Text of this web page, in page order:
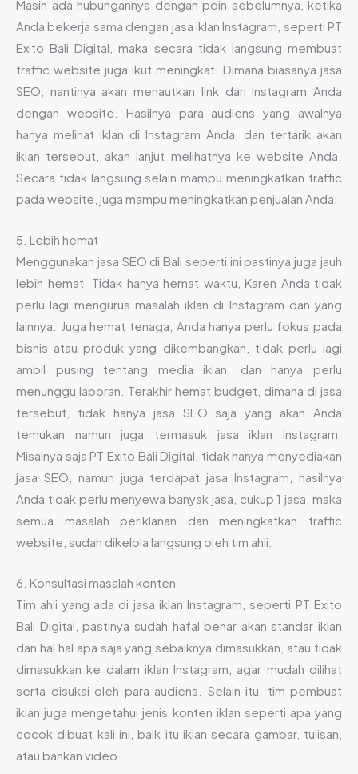
Masih ada hubungannya dengan poin sebelumnya, ketika
Anda bekerja sama dengan jasa iklan Instagram, seperti PT
Exito Bali Digital, maka secara tidak langsung membuat
traffic website juga ikut meningkat. Dimana biasanya jasa
SEO, nantinya akan menautkan link dari Instagram Anda
dengan website. Hasilnya para audiens yang awalnya
hanya melihat iklan di Instagram Anda, dan tertarik akan
iklan tersebut, akan lanjut melihatnya ke website Anda.
Secara tidak langsung selain mampu meningkatkan traffic
pada website, juga mampu meningkatkan penjualan Anda.
5. Lebih hemat
Menggunakan jasa SEO di Bali seperti ini pastinya juga jauh
lebih hemat. Tidak hanya hemat waktu, Karen Anda tidak
perlu lagi mengurus masalah iklan di Instagram dan yang
lainnya. Juga hemat tenaga, Anda hanya perlu fokus pada
bisnis atau produk yang dikembangkan, tidak perlu lagi
ambil pusing tentang media iklan, dan hanya perlu
menunggu laporan. Terakhir hemat budget, dimana di jasa
tersebut, tidak hanya jasa SEO saja yang akan Anda
temukan namun juga termasuk jasa iklan Instagram.
Misalnya saja PT Exito Bali Digital, tidak hanya menyediakan
jasa SEO, namun juga terdapat jasa Instagram, hasilnya
Anda tidak perlu menyewa banyak jasa, cukup 1 jasa, maka
semua masalah periklanan dan meningkatkan traffic
website, sudah dikelola langsung oleh tim ahli.
6. Konsultasi masalah konten
Tim ahli yang ada di jasa iklan Instagram, seperti PT Exito
Bali Digital, pastinya sudah hafal benar akan standar iklan
dan hal hal apa saja yang sebaiknya dimasukkan, atau tidak
dimasukkan ke dalam iklan Instagram, agar mudah dilihat
serta disukai oleh para audiens. Selain itu, tim pembuat
iklan juga mengetahui jenis konten iklan seperti apa yang
cocok dibuat kali ini, baik itu iklan secara gambar, tulisan,
atau bahkan video.